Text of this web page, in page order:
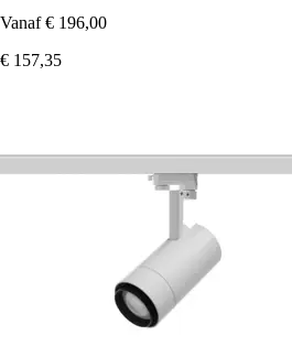
Vanaf € 196,00
€ 157,35